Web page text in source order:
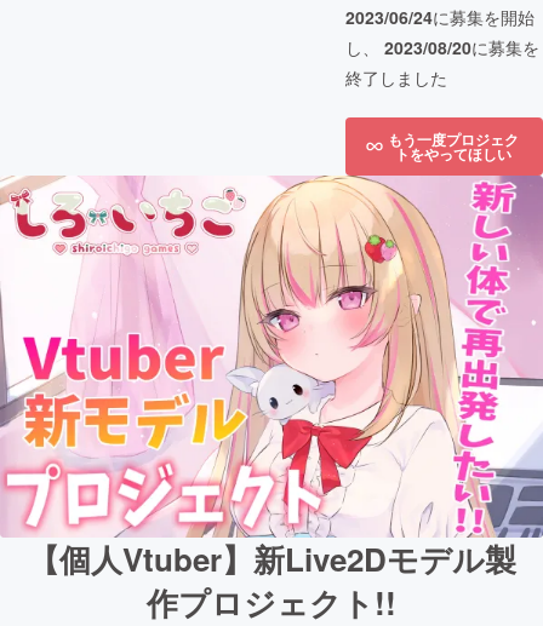
2023/06/24に募集を開始
し、 2023/08/20に募集を
終了しました
もう一度プロジェク
トをやってほしい
【個人Vtuber】新Live2Dモデル製
作プロジェクト!!